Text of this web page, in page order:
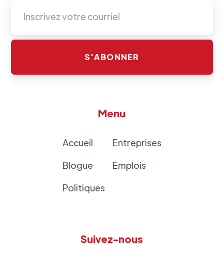
Menu
Accueil
Blogue
Politiques
Entreprises
Emplois
Suivez-nous